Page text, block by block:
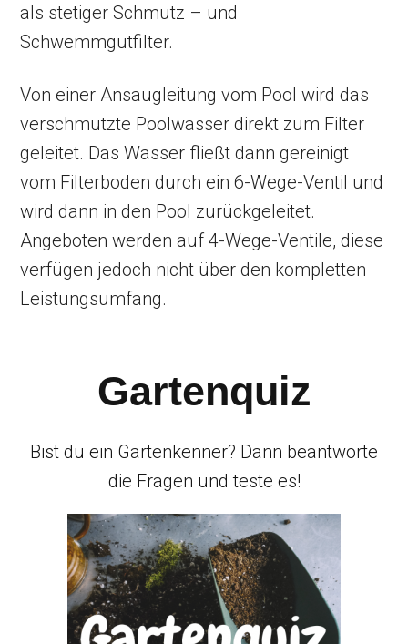
als stetiger Schmutz – und
Schwemmgutfilter.
Von einer Ansaugleitung vom Pool wird das
verschmutzte Poolwasser direkt zum Filter
geleitet. Das Wasser fließt dann gereinigt
vom Filterboden durch ein 6-Wege-Ventil und
wird dann in den Pool zurückgeleitet.
Angeboten werden auf 4-Wege-Ventile, diese
verfügen jedoch nicht über den kompletten
Leistungsumfang.
Gartenquiz
Bist du ein Gartenkenner? Dann beantworte
die Fragen und teste es!